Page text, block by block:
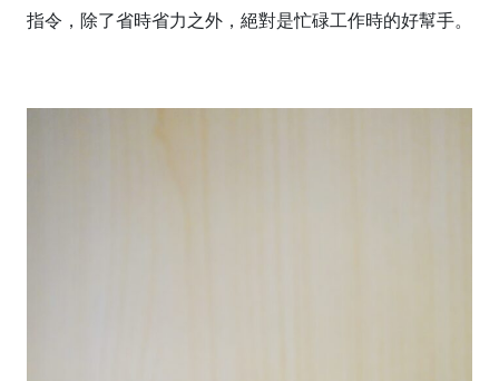
指令，除了省時省力之外，絕對是忙碌工作時的好幫手。